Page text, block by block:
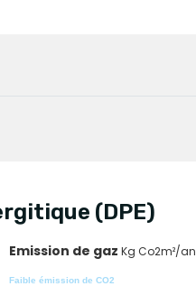
(DPE)
Emission de gaz Kg Co2m²/an
Faible émission de CO2